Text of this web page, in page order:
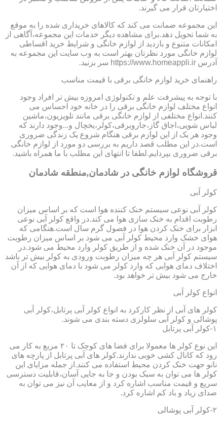
اختیارتان قرار می گیرند.
این مجموعه ضمانت می کند که کالاهای خریداری شده را به موقع
به شما تحویل دهد.برای مشاهده دیگر خدمات این مجموعه،آگاهی از
امکانات متنوع و بازدید از لوازم خانگی و شرایط خرید اقساطی
لوازم خانگی مورد نظرتان بهتر است به وب سایت این مجموعه به
آدرس https://www.homeappli.ir سر بزنید.
راهنمای خرید لوازم خانگی برقی با قیمت مناسب
با توجه به پیشرفت علم و تکنولوژی امروزه بیش تر افراد وجود
انواع مختلف لوازم خانگی برقی را در خانه خود احساس می
کنند.انواع مختلفی از لوازم خانگی برقی مانند تلویزیون،ماشین
لباس شویی،اجاق گاز،جاروبرقی،کولر،یخچال و...وجود دارند که
وجود هر یک از این لوازم برقی هنگام شروع یک زندگی ضروری
است.در این مطلب قصد داریم به بررسی دو مورد از لوازم خانگی
برقی ضروری بپردایم.لطفا تا انتهای این مطلب با ما همراه باشید.
قروشگاه لوازم خانگی در شادمان,منطقه شادمان
کولر آبی
کولر آبی نوعی سیستم خنک کننده هوا است که بر اساس میزان
رطوبت اقدام به خنک سازی هوا می کند.در واقع کولر آبی نوعی
ابزار برای خنک کردن هوا در فصول گرم سال است.هنگامی که
هوای خشک وارد محیط کولر آبی می شود بر اساس میزان رطوبت
موجود در آن خنک شده و از طریق کولر وارد محیط می شود.در
سیستم کولر آبی هر چه میزان رطوبت ورودی به کولر بیش تر باشد
اختلاف دمای هوایی که وارد کولر می شود با دمای هوایی که از آن
خارج می شود بیش تر خواهد بود.
انواع کولر آبی
کولر های آبی از نظر کارکرد به انواع کولر آبی پرتابل،کولر آبی
پوشالی و کولر آبی سلولزی دسته بندی می شوند.
۱-کولر آبی پرتابل
این نوع کولر ها معمولا برای فضا های کوچک تا ۲۰ مربع به کار می
رود که کانال کشی خوبی ندارند.کولر های آبی پرتابل از پارچه های
نانو جهت خنک کردن محیط استفاده می کنند.از جمله مزایای این
کولر ها می توان به سبک بودن و جا به جایی آسان،قابلیت دسترسی
سریع و قیمت مناسب اشاره کرد و از معایب آن نیز می توان به
صدای زیاد و باد کم اشاره کرد.
۲-کولر آبی پوشالی